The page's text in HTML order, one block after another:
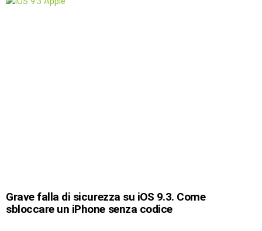
Grave falla di sicurezza su iOS 9.3. Come
sbloccare un iPhone senza codice